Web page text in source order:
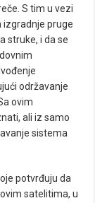
S tim u vezi
izgradnje pruge
struke, i da se
održavanje
ovim
ali iz samo
sistema
potvrđuju da
satelitima, u